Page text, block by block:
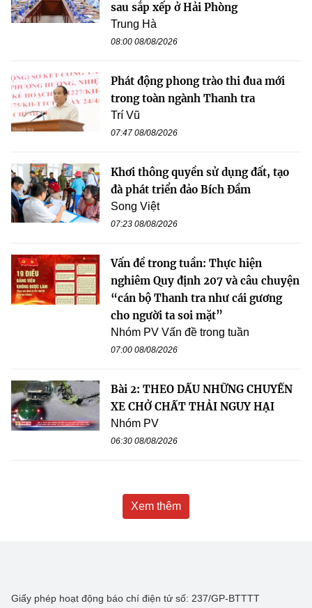
sau sắp xếp ở Hải Phòng
Trung Hà
08:00 08/08/2026
Phát động phong trào thi đua mới
trong toàn ngành Thanh tra
Trí Vũ
07:47 08/08/2026
Khơi thông quyền sử dụng đất, tạo
đà phát triển đảo Bích Đầm
Song Việt
07:23 08/08/2026
Vấn đề trong tuần: Thực hiện
nghiêm Quy định 207 và câu chuyện
“cán bộ Thanh tra như cái gương
cho người ta soi mặt”
Nhóm PV Vấn đề trong tuần
07:00 08/08/2026
Bài 2: THEO DẤU NHỮNG CHUYẾN
XE CHỞ CHẤT THẢI NGUY HẠI
Nhóm PV
06:30 08/08/2026
Xem thêm
Giấy phép hoạt động báo chí điện tử số: 237/GP-BTTTT